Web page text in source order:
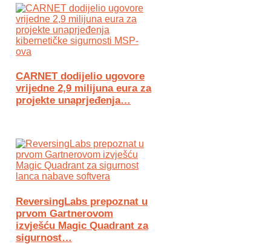
CARNET dodijelio ugovore
vrijedne 2,9 milijuna eura za
projekte unaprjeđenja…
ReversingLabs prepoznat u
prvom Gartnerovom
izvješću Magic Quadrant za
sigurnost…